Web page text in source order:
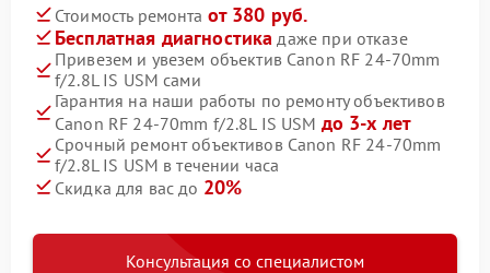
Стоимость ремонта от 380 руб.
Бесплатная диагностика даже при отказе
Привезем и увезем объектив Canon RF 24‑70mm
f/2.8L IS USM сами
Гарантия на наши работы по ремонту объективов
Canon RF 24‑70mm f/2.8L IS USM до 3-х лет
Срочный ремонт объективов Canon RF 24‑70mm
f/2.8L IS USM в течении часа
Скидка для вас до 20%
Консультация со специалистом